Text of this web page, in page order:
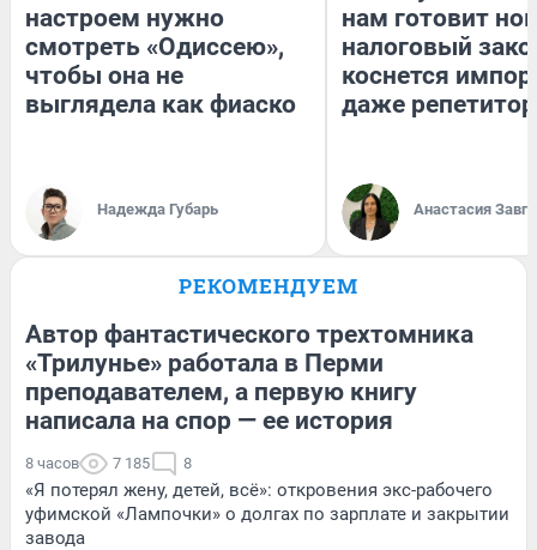
настроем нужно
смотреть «Одиссею»,
чтобы она не
выглядела как фиаско
Надежда Губарь
нам готовит
налоговый
коснется
даже
Анастасия
РЕКОМЕНДУЕМ
Автор фантастического трехтомника
«Трилунье» работала в Перми
преподавателем, а первую книгу
написала на спор — ее история
8 часов 7 185 8
«Я потерял жену, детей, всё»: откровения экс-рабочего
уфимской «Лампочки» о долгах по зарплате и закрытии
завода